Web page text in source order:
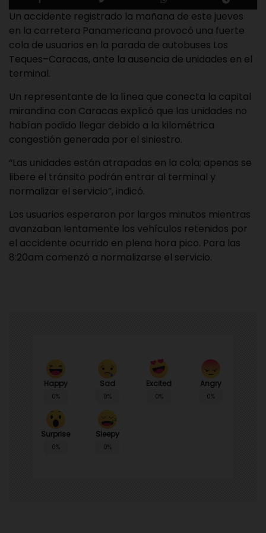
Un accidente registrado la mañana de este jueves
en la carretera Panamericana provocó una fuerte
cola de usuarios en la parada de autobuses Los
Teques–Caracas, ante la ausencia de unidades en el
terminal.
Un representante de la línea que conecta la capital
mirandina con Caracas explicó que las unidades no
habían podido llegar debido a la kilométrica
congestión generada por el siniestro.
“Las unidades están atrapadas en la cola; apenas se
libere el tránsito podrán entrar al terminal y
normalizar el servicio”, indicó.
Los usuarios esperaron por largos minutos mientras
avanzaban lentamente los vehículos retenidos por
el accidente ocurrido en plena hora pico. Para las
8:20am comenzó a normalizarse el servicio.
Happy
0%
Sad
0%
Excited
0%
Angry
0%
Surprise
0%
Sleepy
0%